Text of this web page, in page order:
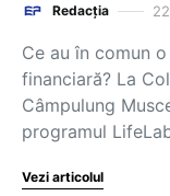
Redacția
Ce au în comun
financiară? La
Câmpulung
programul
Vezi articolul